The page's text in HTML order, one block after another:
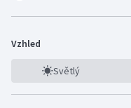
Vzhled
Světlý